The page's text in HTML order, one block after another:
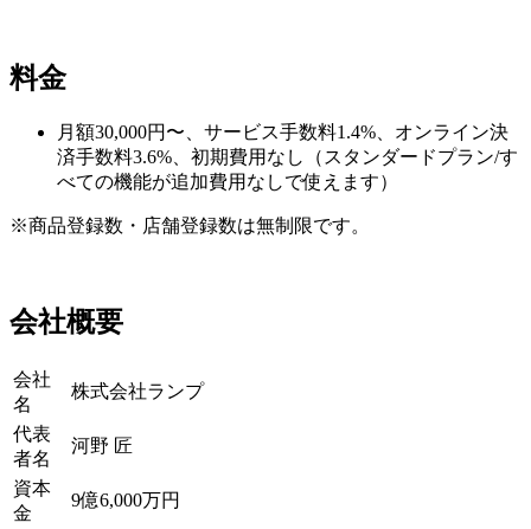
料金
月額30,000円〜、サービス手数料1.4%、オンライン決
済手数料3.6%、初期費用なし（スタンダードプラン/す
べての機能が追加費用なしで使えます）
※商品登録数・店舗登録数は無制限です。
会社概要
会社
名
株式会社ランプ
代表
者名
河野 匠
資本
金
9億6,000万円